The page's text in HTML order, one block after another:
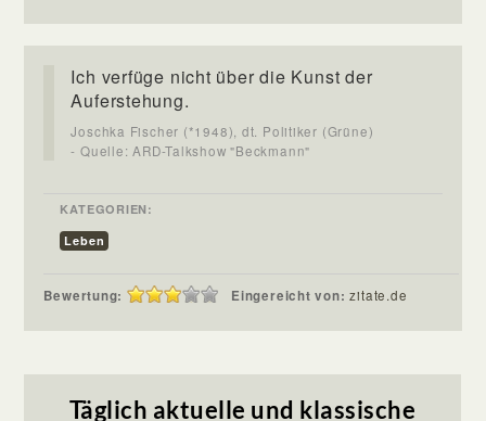
Ich verfüge nicht über die Kunst der
Auferstehung.
Joschka Fischer (*1948), dt. Politiker (Grüne)
- Quelle: ARD-Talkshow "Beckmann"
KATEGORIEN:
Leben
Bewertung: Eingereicht von:zitate.de